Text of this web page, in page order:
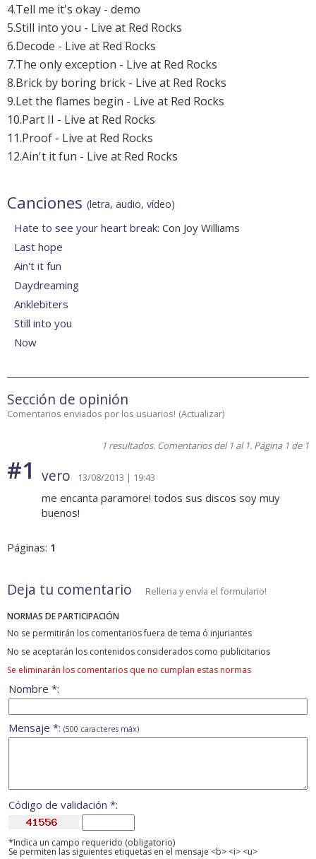
4.Tell me it's okay - demo
5.Still into you - Live at Red Rocks
6.Decode - Live at Red Rocks
7.The only exception - Live at Red Rocks
8.Brick by boring brick - Live at Red Rocks
9.Let the flames begin - Live at Red Rocks
10.Part II - Live at Red Rocks
11.Proof - Live at Red Rocks
12.Ain't it fun - Live at Red Rocks
Canciones (letra, audio, vídeo)
Hate to see your heart break: Con Joy Williams
Last hope
Ain't it fun
Daydreaming
Anklebiters
Still into you
Now
Sección de opinión
Comentarios enviados por los usuarios! (Actualizar)
1 resultados. Comentarios del 1 al 1. Página 1 de 1
#1 vero 13/08/2013 | 19:43
me encanta paramore! todos sus discos soy muy
buenos!
Páginas: 1
Deja tu comentario Rellena y envía el formulario!
NORMAS DE PARTICIPACIÓN
No se permitirán los comentarios fuera de tema ó injuriantes
No se aceptarán los contenidos considerados como publicitarios
Se eliminarán los comentarios que no cumplan estas normas
Nombre *:
Mensaje *: (500 caracteres máx)
Código de validación *:
*Indica un campo requerido (obligatorio)
Se permiten las siguientes etiquetas en el mensaje <b> <i> <u>